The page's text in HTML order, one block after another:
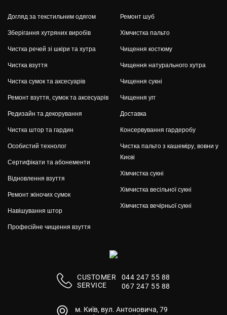
011
Догляд за текстильним одягом
Зберігання хутряних виробів
Чистка речей зі шкіри та хутра
Чистка взуття
Чистка сумок та аксесуарів
Ремонт взуття, сумок та аксесуарів
Редизайн та декорування
Чистка штор та гардин
Особистий технолог
Сертифікати та абонементи
Відновлення взуття
Ремонт жіночих сумок
Навішування штор
Професійне чищення взуття
Ремонт шуб
Хімчистка пальто
Чищення костюму
Чищення натурального хутра
Чищення сукні
Чищення угг
Доставка
Консервування гардеробу
Чистка пальто з кашеміру, вовни у
Києві
Хімчистка сукні
Хімчистка весільної сукні
Хімчистка вечірньої сукні
СUSTOMER
SERVICE
044 247 55 88
067 247 55 88
м. Київ, вул. Антоновича, 79